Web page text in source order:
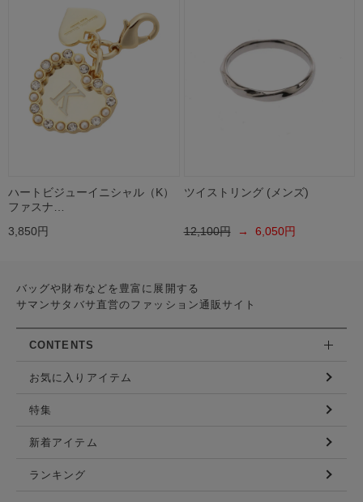
ハートビジューイニシャル（K）
ファスナ…
3,850円
ツイストリング (メンズ)
12,100円→ 6,050円
バッグや財布などを豊富に展開する
サマンサタバサ直営のファッション通販サイト
CONTENTS
お気に入りアイテム
特集
新着アイテム
ランキング